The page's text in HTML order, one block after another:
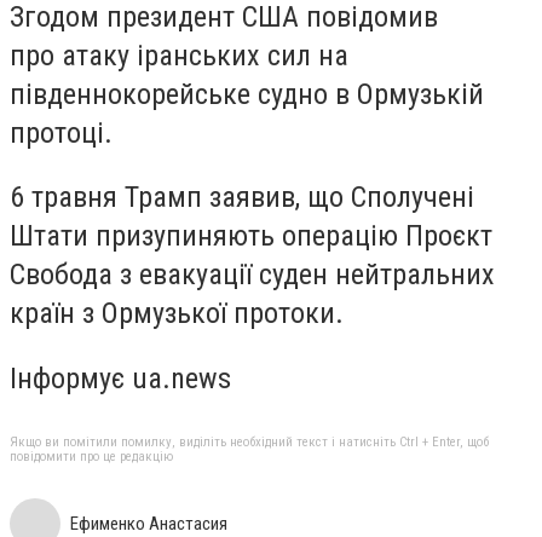
Згодом президент США повідомив
про атаку іранських сил на
південнокорейське судно в Ормузькій
протоці.
6 травня Трамп заявив, що Сполучені
Штати призупиняють операцію Проєкт
Свобода з евакуації суден нейтральних
країн з Ормузької протоки.
Інформує ua.news
Якщо ви помітили помилку, виділіть необхідний текст і натисніть Ctrl + Enter, щоб
повідомити про це редакцію
Ефименко Анастасия